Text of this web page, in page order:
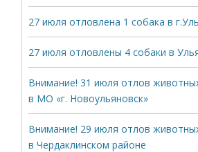
27 июля отловлена 1 собака в
27 июля отловлены 4 собаки в
Внимание! 31 июля отлов
в МО «г. Новоульяновск»
Внимание! 29 июля отлов
в Чердаклинском районе